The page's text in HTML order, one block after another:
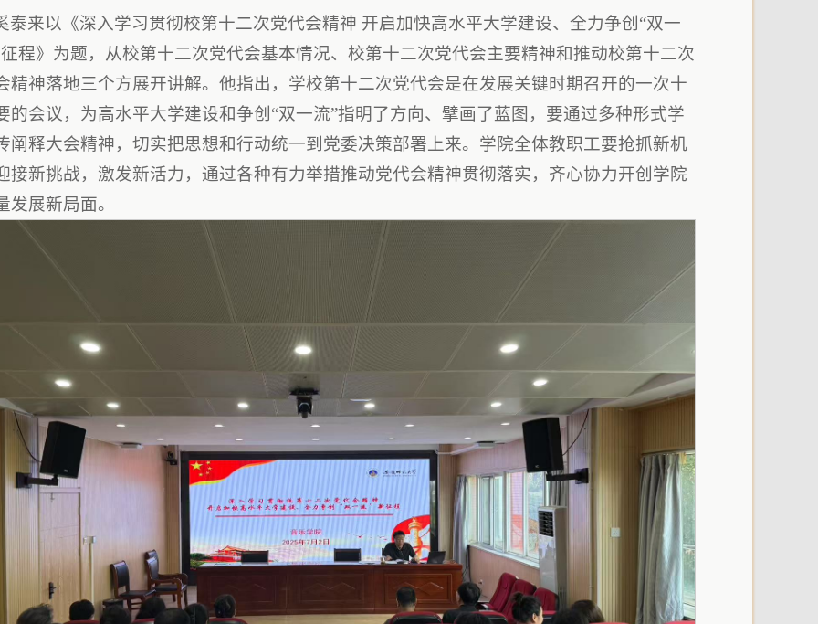
泰来以《深入学习贯彻校第十二次党代会精神 开启加快高水平大学建设、全力争创“双一
程》为题，从校第十二次党代会基本情况、校第十二次党代会主要精神和推动校第十二次
精神落地三个方展开讲解。他指出，学校第十二次党代会是在发展关键时期召开的一次十
的会议，为高水平大学建设和争创“双一流”指明了方向、擘画了蓝图，要通过多种形式学
阐释大会精神，切实把思想和行动统一到党委决策部署上来。学院全体教职工要抢抓新机
接新挑战，激发新活力，通过各种有力举措推动党代会精神贯彻落实，齐心协力开创学院
发展新局面。